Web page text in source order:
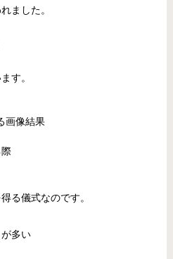
ました。
す。
る儀式なのです。
多い